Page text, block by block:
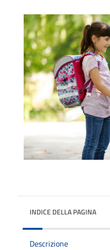
INDICE DELLA PAGINA
Descrizione